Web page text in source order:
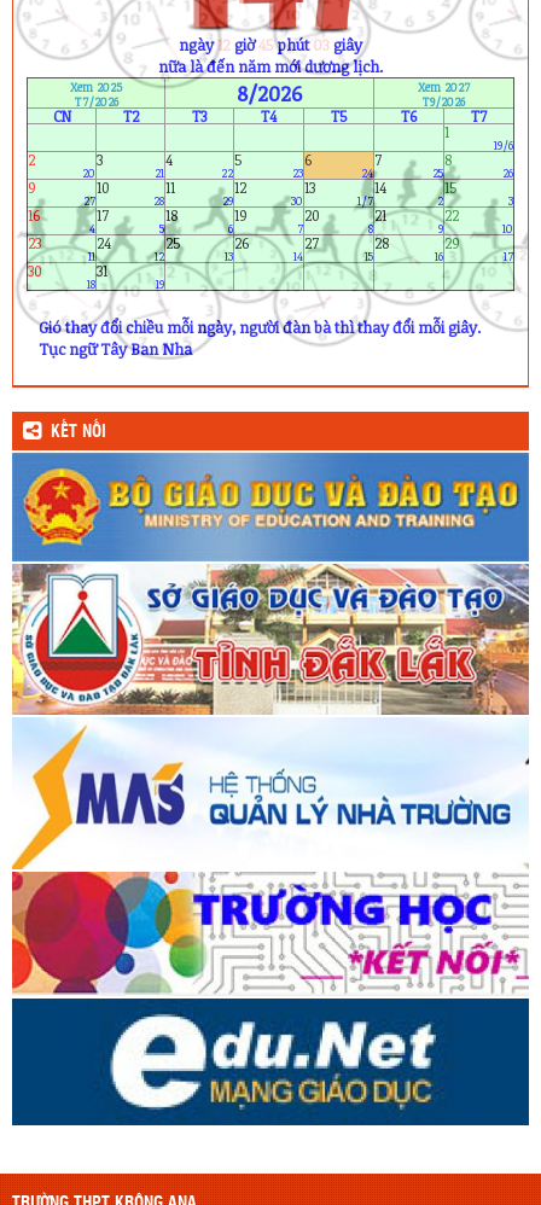
ngày12 giờ45phút02 giây
nữa là đến năm mới dương lịch.
Xem 2025
T7/2026
8/2026
Xem 2027
T9/2026
CN T2 T3 T4 T5 T6
T7
1
19/6
2
20
3
21
4
22
5
23
6
24
7
25
8
26
9
27
10
28
11
29
12
30
13
1/7
14
2
15
3
16
4
17
5
18
6
19
7
20
8
21
9
22
10
23
11
24
12
25
13
26
14
27
15
28
16
29
17
30
18
31
19
Gió thay đổi chiều mỗi ngày, người đàn bà thì thay đổi mỗi giây.
Tục ngữ Tây Ban Nha
KẾT NỐI